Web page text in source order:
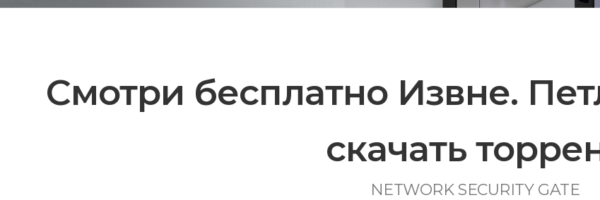
Смотри бесплатно Извне.
скачать
NETWORK SECURITY GATE